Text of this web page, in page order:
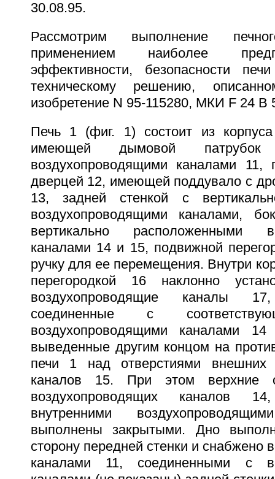
30.08.95.
Рассмотрим выполнение
применением наиболее
эффективности, безопасности
техническому решению,
изобретение N 95-115280, МКИ F 24 B
Печь 1 (фиг. 1) состоит из
имеющей дымовой
воздухопроводящими каналами 11,
дверцей 12, имеющей поддувало с
13, задней стенкой с
воздухопроводящими каналами,
вертикально расположенными
каналами 14 и 15, подвижной
ручку для ее перемещения. Внутри
перегородкой 16 наклонно
воздухопроводящие каналы
соединенные с
воздухопроводящими каналами
выведенные другим концом на
печи 1 над отверстиями внешних
каналов 15. При этом верхние
воздухопроводящих каналов
внутренними
выполнены закрытыми. Дно
сторону передней стенки и снабжено
каналами 11, соединенными с